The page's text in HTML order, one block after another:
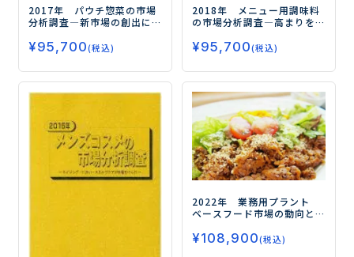
2017年 パウチ惣菜の市場
分析調査―新市場の創出に
から主菜にシフトするパウ
チ惣菜―
¥95,700(税込)
2018年 メニュー用調味料
の市場分析調査―高まりを
した商品開発が進む―
¥95,700(税込)
2022年 業務用プラント
ベースフード市場の動向と
中で急成長する代替肉使用
食品、今後狙い目となるメ
¥108,900(税込)